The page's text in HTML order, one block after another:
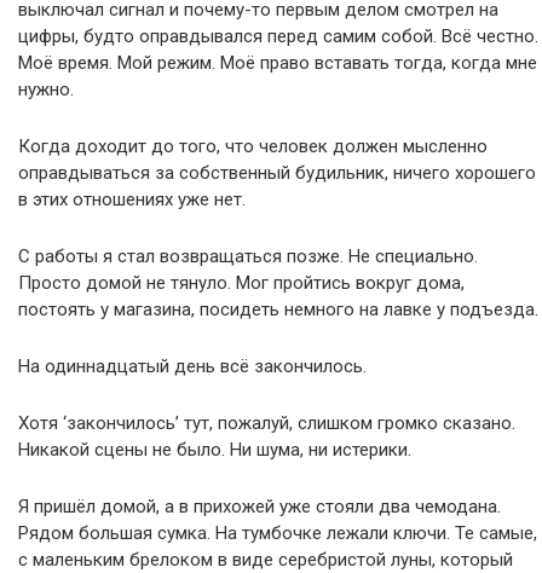
выключал сигнал и почему-то первым делом смотрел на
цифры, будто оправдывался перед самим собой. Всё честно.
Моё время. Мой режим. Моё право вставать тогда, когда мне
нужно.
Когда доходит до того, что человек должен мысленно
оправдываться за собственный будильник, ничего хорошего
в этих отношениях уже нет.
С работы я стал возвращаться позже. Не специально.
Просто домой не тянуло. Мог пройтись вокруг дома,
постоять у магазина, посидеть немного на лавке у подъезда.
На одиннадцатый день всё закончилось.
Хотя ‘закончилось’ тут, пожалуй, слишком громко сказано.
Никакой сцены не было. Ни шума, ни истерики.
Я пришёл домой, а в прихожей уже стояли два чемодана.
Рядом большая сумка. На тумбочке лежали ключи. Те самые,
с маленьким брелоком в виде серебристой луны, который